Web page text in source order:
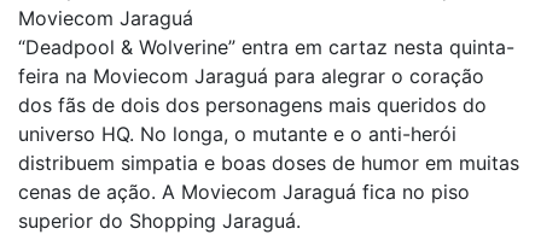
Moviecom Jaraguá
“Deadpool & Wolverine” entra em cartaz nesta quinta-
feira na Moviecom Jaraguá para alegrar o coração
dos fãs de dois dos personagens mais queridos do
universo HQ. No longa, o mutante e o anti-herói
distribuem simpatia e boas doses de humor em muitas
cenas de ação. A Moviecom Jaraguá fica no piso
superior do Shopping Jaraguá.